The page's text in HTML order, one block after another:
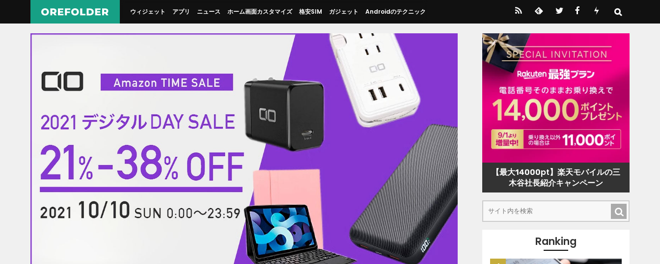
ウィジェット アプリ ニュース ホーム画面カスタマイズ 格安SIM ガジェット Androidのテクニック
【最大14000pt】楽天モバイルの三
木谷社長紹介キャンペーン
Ranking